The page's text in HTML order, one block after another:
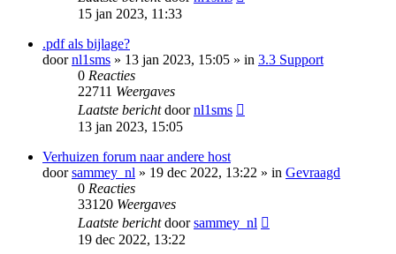
15 jan 2023, 11:33
.pdf als bijlage?
doornl1sms » 13 jan 2023, 15:05 » in 3.3 Support
0 Reacties
22711 Weergaves
Laatste berichtdoornl1sms
13 jan 2023, 15:05
Verhuizen forum naar andere host
doorsammey_nl » 19 dec 2022, 13:22 » in Gevraagd
0 Reacties
33120 Weergaves
Laatste berichtdoorsammey_nl
19 dec 2022, 13:22